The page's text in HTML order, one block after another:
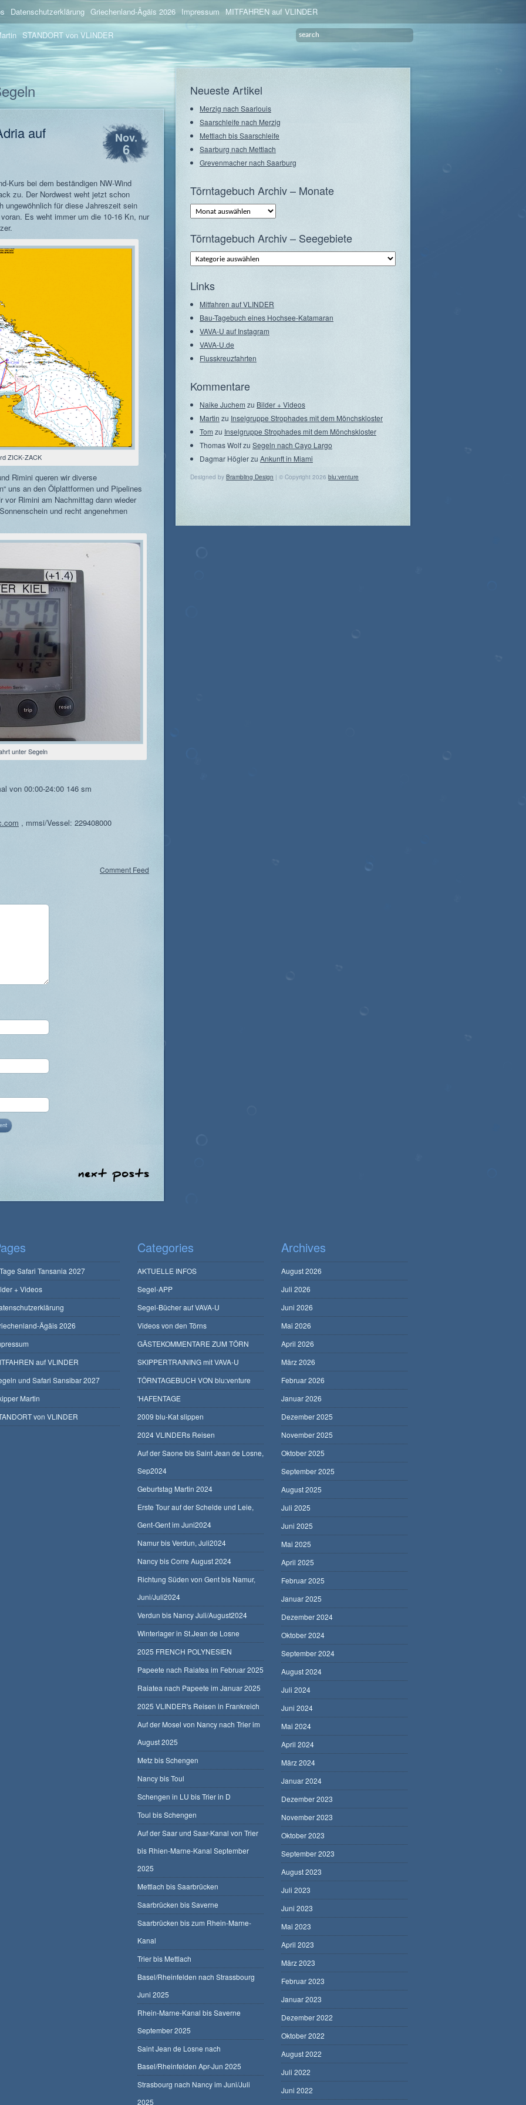
Datenschutzerklärung Griechenland-Ägäis 2026 Impressum MITFAHREN auf VLINDER
STANDORT von VLINDER
auf
Nov.
6
Kurs bei dem beständigen NW-Wind
zu. Der Nordwest weht jetzt schon
ungewöhnlich für diese Jahreszeit sein
Es weht immer um die 10-16 Kn, nur
ZICK-ZACK
Rimini queren wir diverse
uns an den Ölplattformen und Pipelines
vor Rimini am Nachmittag dann wieder
und recht angenehmen
unter Segeln
von 00:00-24:00 146 sm
, mmsi/Vessel: 229408000
Comment Feed
Neueste Artikel
Merzig nach Saarlouis
Saarschleife nach Merzig
Mettlach bis Saarschleife
Saarburg nach Mettlach
Grevenmacher nach Saarburg
Törntagebuch Archiv – Monate
Törntagebuch
Archiv
–
Törntagebuch Archiv – Seegebiete
Törntagebuch
Archiv
–
Links
Mitfahren auf VLINDER
Bau-Tagebuch eines Hochsee-Katamaran
VAVA-U auf Instagram
VAVA-U.de
Flusskreuzfahrten
Kommentare
Naike Juchemzu Bilder + Videos
Martin zu Inselgruppe Strophades mit dem Mönchskloster
Tom zu Inselgruppe Strophades mit dem Mönchskloster
Thomas Wolfzu Segeln nach Cayo Largo
Dagmar Höglerzu Ankunft in Miami
Designed by Brambling Design | © Copyright 2026 blu:venture
Safari Tansania 2027
+ Videos
Ägäis 2026
auf VLINDER
und Safari Sansibar 2027
Martin
von VLINDER
Categories
AKTUELLE INFOS
Segel-APP
Segel-Bücher auf VAVA-U
Videos von den Törns
GÄSTEKOMMENTARE ZUM TÖRN
SKIPPERTRAINING mit VAVA-U
TÖRNTAGEBUCH VON blu:venture
'HAFENTAGE
2009 blu-Kat slippen
2024 VLINDERs Reisen
Auf der Saone bis Saint Jean de Losne,
Sep2024
Geburtstag Martin 2024
Erste Tour auf der Schelde und Leie,
Gent-Gent im Juni2024
Namur bis Verdun, Juli2024
Nancy bis Corre August 2024
Richtung Süden von Gent bis Namur,
Juni/Juli2024
Verdun bis Nancy Juli/August2024
Winterlager in St.Jean de Losne
2025 FRENCH POLYNESIEN
Papeete nach Raiatea im Februar 2025
Raiatea nach Papeete im Januar 2025
2025 VLINDER's Reisen in Frankreich
Auf der Mosel von Nancy nach Trier im
August 2025
Metz bis Schengen
Nancy bis Toul
Schengen in LU bis Trier in D
Toul bis Schengen
Auf der Saar und Saar-Kanal von Trier
bis Rhien-Marne-Kanal September
2025
Mettlach bis Saarbrücken
Saarbrücken bis Saverne
Saarbrücken bis zum Rhein-Marne-
Kanal
Trier bis Mettlach
Basel/Rheinfelden nach Strassbourg
Juni 2025
Rhein-Marne-Kanal bis Saverne
September 2025
Saint Jean de Losne nach
Basel/Rheinfelden Apr-Jun 2025
Strasbourg nach Nancy im Juni/Juli
2025
Archives
August 2026
Juli 2026
Juni 2026
Mai 2026
April 2026
März 2026
Februar 2026
Januar 2026
Dezember 2025
November 2025
Oktober 2025
September 2025
August 2025
Juli 2025
Juni 2025
Mai 2025
April 2025
Februar 2025
Januar 2025
Dezember 2024
Oktober 2024
September 2024
August 2024
Juli 2024
Juni 2024
Mai 2024
April 2024
März 2024
Januar 2024
Dezember 2023
November 2023
Oktober 2023
September 2023
August 2023
Juli 2023
Juni 2023
Mai 2023
April 2023
März 2023
Februar 2023
Januar 2023
Dezember 2022
Oktober 2022
August 2022
Juli 2022
Juni 2022